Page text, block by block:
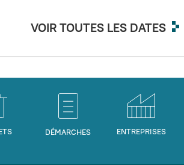
VOIR TOUTES LES DATES
DÉMARCHES ENTREPRISES